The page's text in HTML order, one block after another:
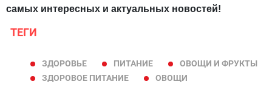
самых интересных и актуальных новостей!
ТЕГИ
ЗДОРОВЬЕ ПИТАНИЕ
ОВОЩИ И ФРУКТЫ
ЗДОРОВОЕ ПИТАНИЕ
ОВОЩИ